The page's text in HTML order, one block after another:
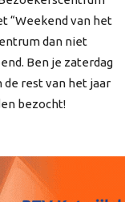
“Weekend van het
dan niet
Ben je zaterdag
de rest van het jaar
bezocht!